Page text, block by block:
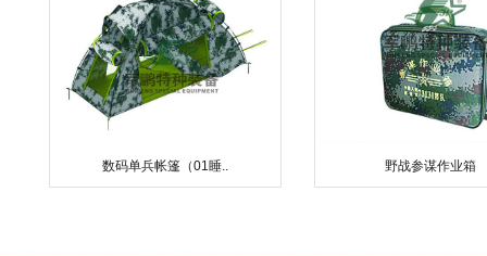
数码单兵帐篷（01睡.. 野战参谋作业箱